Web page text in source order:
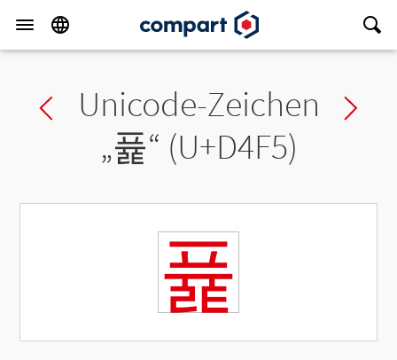
Previous char
Unicode-Zeichen
„퓵“ (U+D4F5)
퓵